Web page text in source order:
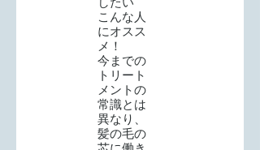
したい
こんな人
にオスス
メ！
今までの
トリート
メントの
常識とは
異なり、
髪の毛の